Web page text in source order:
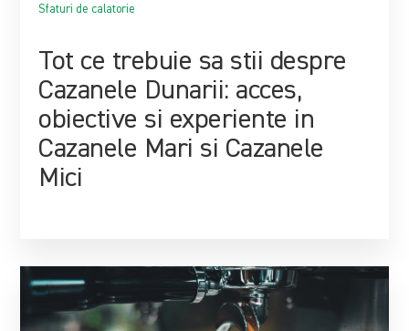
Sfaturi de calatorie
Tot ce trebuie sa stii despre
Cazanele Dunarii: acces,
obiective si experiente in
Cazanele Mari si Cazanele
Mici